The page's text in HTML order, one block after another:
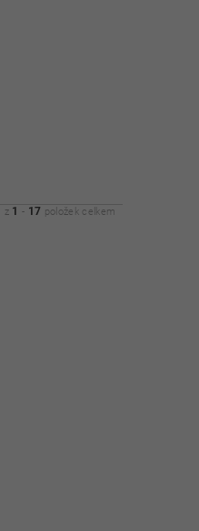
z 1 - 17 položek celkem